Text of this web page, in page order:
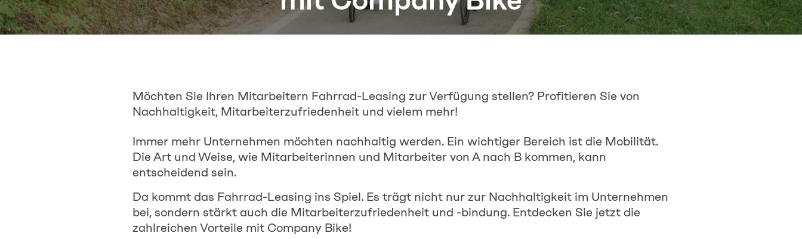
Möchten Sie Ihren Mitarbeitern Fahrrad-Leasing zur Verfügung stellen? Profitieren Sie von
Nachhaltigkeit, Mitarbeiterzufriedenheit und vielem mehr!
Immer mehr Unternehmen möchten nachhaltig werden. Ein wichtiger Bereich ist die Mobilität.
Die Art und Weise, wie Mitarbeiterinnen und Mitarbeiter von A nach B kommen, kann
entscheidend sein.
Da kommt das Fahrrad-Leasing ins Spiel. Es trägt nicht nur zur Nachhaltigkeit im Unternehmen
bei, sondern stärkt auch die Mitarbeiterzufriedenheit und -bindung. Entdecken Sie jetzt die
zahlreichen Vorteile mit Company Bike!